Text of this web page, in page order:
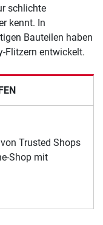
Trusted Shops
Shop mit
schlichte
kennt. In
Bauteilen haben
Flitzern entwickelt.